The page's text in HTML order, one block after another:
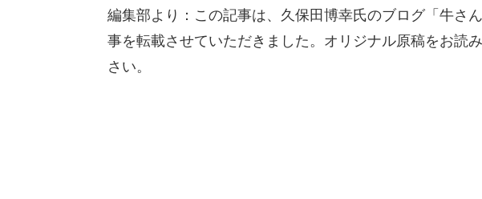
編集部より：この記事は、久保田博幸氏のブログ「牛さ
事を転載させていただきました。オリジナル原稿をお読
さい。